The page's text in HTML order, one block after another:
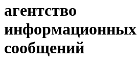
агентство
информационных
сообщений